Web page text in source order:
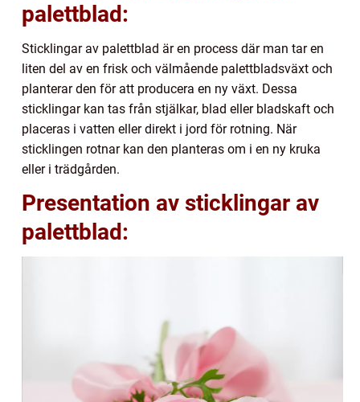
palettblad:
Sticklingar av palettblad är en process där man tar en
liten del av en frisk och välmående palettbladsväxt och
planterar den för att producera en ny växt. Dessa
sticklingar kan tas från stjälkar, blad eller bladskaft och
placeras i vatten eller direkt i jord för rotning. När
sticklingen rotnar kan den planteras om i en ny kruka
eller i trädgården.
Presentation av sticklingar av
palettblad: